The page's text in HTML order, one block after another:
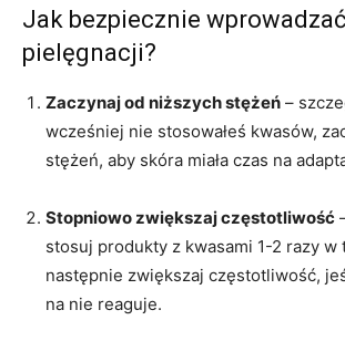
Jak bezpiecznie
pielęgnacji?
Zaczynaj od niższych stężeń –
wcześniej nie stosowałeś kwasów,
stężeń, aby skóra miała czas na
Stopniowo zwiększaj częstotliwość
stosuj produkty z kwasami 1-2 razy w
następnie zwiększaj częstotliwość,
na nie reaguje.